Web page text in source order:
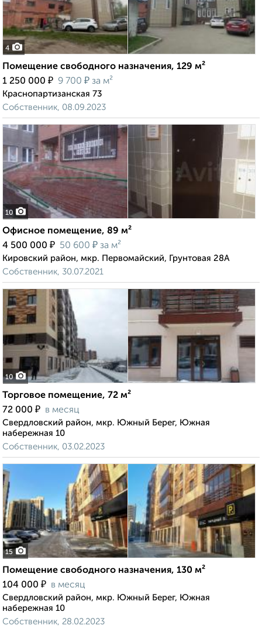
4
Помещение свободного назначения, 129 м²
1 250 000 ₽ 9 700 ₽ за м²
Краснопартизанская 73
Собственник, 08.09.2023
10
Офисное помещение, 89 м²
4 500 000 ₽ 50 600 ₽ за м²
Кировский район, мкр. Первомайский, Грунтовая 28А
Собственник, 30.07.2021
10
Торговое помещение, 72 м²
72 000 ₽ в месяц
Свердловский район, мкр. Южный Берег, Южная
набережная 10
Собственник, 03.02.2023
15
Помещение свободного назначения, 130 м²
104 000 ₽ в месяц
Свердловский район, мкр. Южный Берег, Южная
набережная 10
Собственник, 28.02.2023